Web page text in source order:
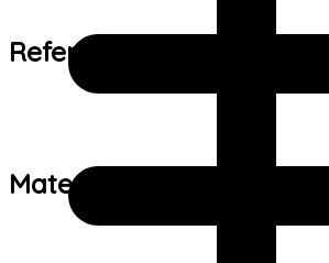
Referência de tamanho:
Material: